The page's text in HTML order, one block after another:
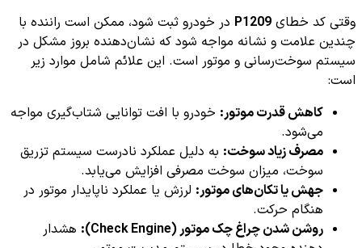
وقتی کد خطای P1209 در خودرو ثبت شود، ممکن است راننده با
چندین علامت و نشانه مواجه شود که نشان‌دهنده بروز مشکل در
سیستم سوخت‌رسانی و موتور است. این علائم شامل موارد زیر
است:
کاهش قدرت موتور: خودرو با افت توانایی شتاب‌گیری مواجه
می‌شود.
مصرف زیاد سوخت: به دلیل عملکرد نادرست سیستم تزریق
سوخت، میزان سوخت مصرفی افزایش می‌یابد.
جهش یا تکان‌های موتور: لرزش یا عملکرد ناپایدار موتور در
هنگام حرکت.
روشن شدن چراغ چک موتور (Check Engine):
هشدار